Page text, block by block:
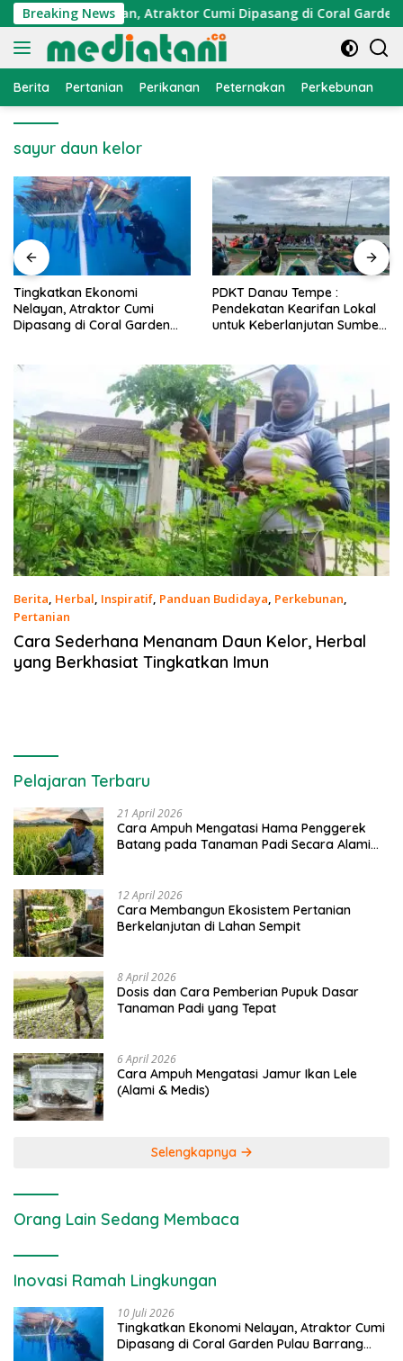
Langsung
ke
konten
Breaking News
Nelayan, Atraktor Cumi Dipasang di Coral Garden
Berita Pertanian Perikanan Peternakan Perkebunan
sayur daun kelor
PDKT Danau Tempe :
Pendekatan Kearifan Lokal
untuk Keberlanjutan Sumber
Cara Mengatasi Penyakit
PMK pada Sapi Perah
Alami dan Medis
Berita, Herbal, Inspiratif, Panduan Budidaya, Perkebunan,
Pertanian
9 Maret 2023
Cara Sederhana Menanam Daun Kelor, Herbal
yang Berkhasiat Tingkatkan Imun
Pelajaran Terbaru
21 April 2026
Cara Ampuh Mengatasi Hama Penggerek
Batang pada Tanaman Padi Secara Alami
12 April 2026
Cara Membangun Ekosistem Pertanian
Berkelanjutan di Lahan Sempit
8 April 2026
Dosis dan Cara Pemberian Pupuk Dasar
Tanaman Padi yang Tepat
6 April 2026
Cara Ampuh Mengatasi Jamur Ikan Lele
(Alami & Medis)
Selengkapnya
Orang Lain Sedang Membaca
Inovasi Ramah Lingkungan
10 Juli 2026
Tingkatkan Ekonomi Nelayan, Atraktor Cumi
Dipasang di Coral Garden Pulau Barrang